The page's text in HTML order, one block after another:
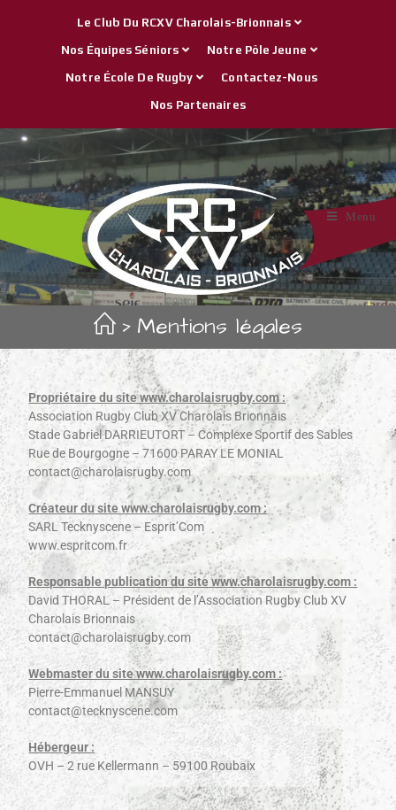
Le Club Du RCXV Charolais-Brionnais
Nos Équipes Séniors Notre Pôle Jeune
Notre École De Rugby Contactez-Nous
Nos Partenaires
Menu
> Mentions légales
Propriétaire du site www.charolaisrugby.com :
Association Rugby Club XV Charolais Brionnais
Stade Gabriel DARRIEUTORT – Complexe Sportif des Sables
Rue de Bourgogne – 71600 PARAY LE MONIAL
contact@charolaisrugby.com
Créateur du site www.charolaisrugby.com :
SARL Tecknyscene – Esprit’Com
www.espritcom.fr
Responsable publication du site www.charolaisrugby.com :
David THORAL – Président de l’Association Rugby Club XV
Charolais Brionnais
contact@charolaisrugby.com
Webmaster du site www.charolaisrugby.com :
Pierre-Emmanuel MANSUY
contact@tecknyscene.com
Hébergeur :
OVH – 2 rue Kellermann – 59100 Roubaix